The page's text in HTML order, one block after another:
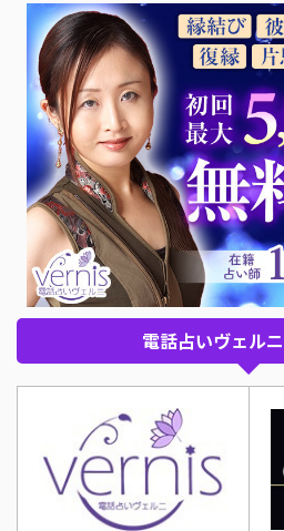
電話占いヴェル